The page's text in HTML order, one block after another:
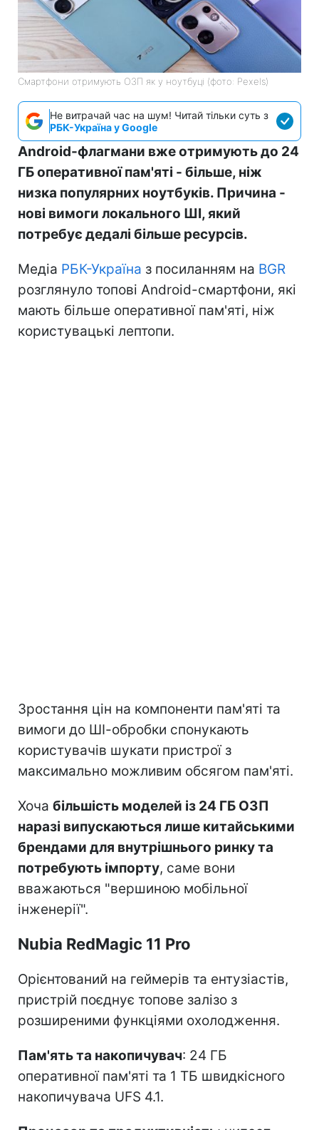
Смартфони отримують ОЗП як у ноутбуці (фото: Pexels)
Не витрачай час на шум! Читай тільки суть з
РБК-Україна у Google
Android-флагмани вже отримують до 24
ГБ оперативної пам'яті - більше, ніж
низка популярних ноутбуків. Причина -
нові вимоги локального ШІ, який
потребує дедалі більше ресурсів.
Медіа РБК-Україна з посиланням на BGR
розглянуло топові Android-смартфони, які
мають більше оперативної пам'яті, ніж
користувацькі лептопи.
Зростання цін на компоненти пам'яті та
вимоги до ШІ-обробки спонукають
користувачів шукати пристрої з
максимально можливим обсягом пам'яті.
Хоча більшість моделей із 24 ГБ ОЗП
наразі випускаються лише китайськими
брендами для внутрішнього ринку та
потребують імпорту, саме вони
вважаються "вершиною мобільної
інженерії".
Nubia RedMagic 11 Pro
Орієнтований на геймерів та ентузіастів,
пристрій поєднує топове залізо з
розширеними функціями охолодження.
Пам'ять та накопичувач: 24 ГБ
оперативної пам'яті та 1 ТБ швидкісного
накопичувача UFS 4.1.